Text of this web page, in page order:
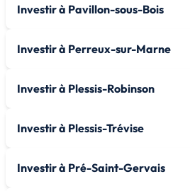
Investir à Pavillon-sous-Bois
Investir à Perreux-sur-Marne
Investir à Plessis-Robinson
Investir à Plessis-Trévise
Investir à Pré-Saint-Gervais